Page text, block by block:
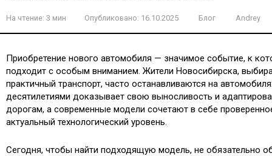
На чтение: 3 мин Опубликовано: 16.10.2025 Блог Andrey
Приобретение нового автомобиля — значимое событие, к
подходит с особым вниманием. Жители Новосибирска,
практичный транспорт, часто останавливаются на
десятилетиями доказывает свою выносливость и
дорогам, а современные модели сочетают в себе
актуальный технологический уровень.
Сегодня, чтобы найти подходящую модель, не обязательно